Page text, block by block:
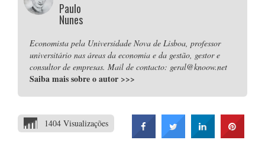
Paulo
Nunes
Economista pela Universidade Nova de Lisboa, professor
universitário nas áreas da economia e da gestão, gestor e
consultor de empresas. Mail de contacto: geral@knoow.net
Saiba mais sobre o autor >>>
1404 Visualizações